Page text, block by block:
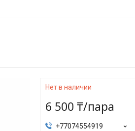
Нет в наличии
6 500 ₸/пара
+77074554919